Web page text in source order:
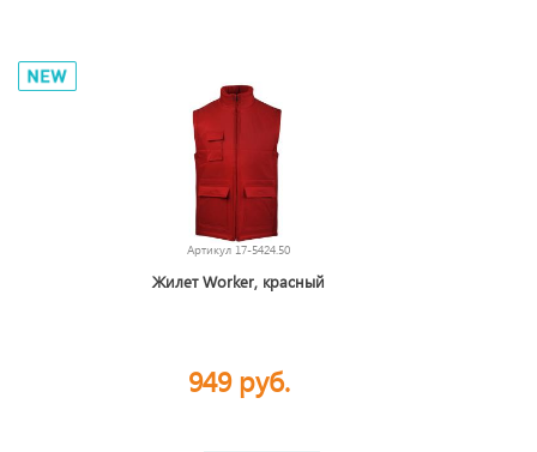
Артикул 17-5424.50
Жилет Worker, красный
949 руб.